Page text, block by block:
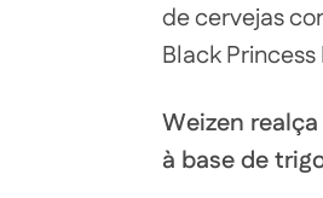
de cervejas
Black
Weizen
à base de